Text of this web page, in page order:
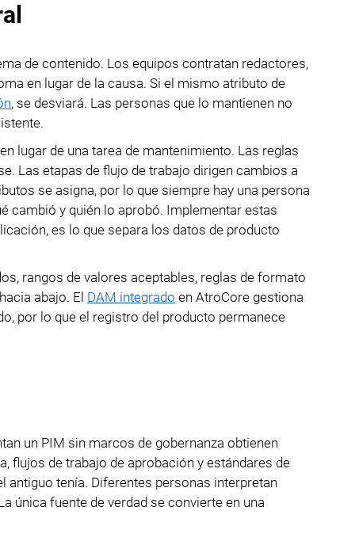
de contenido. Los equipos contratan redactores,
en lugar de la causa. Si el mismo atributo de
, se desviará. Las personas que lo mantienen no
lugar de una tarea de mantenimiento. Las reglas
Las etapas de flujo de trabajo dirigen cambios a
se asigna, por lo que siempre hay una persona
cambió y quién lo aprobó. Implementar estas
es lo que separa los datos de producto
rangos de valores aceptables, reglas de formato
abajo. El DAM integrado en AtroCore gestiona
por lo que el registro del producto permanece
un PIM sin marcos de gobernanza obtienen
flujos de trabajo de aprobación y estándares de
tenía. Diferentes personas interpretan
única fuente de verdad se convierte en una